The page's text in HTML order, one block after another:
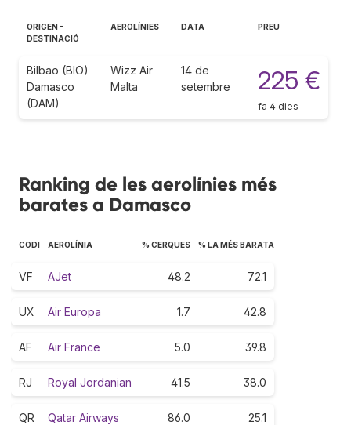
ORIGEN -
DESTINACIÓ
AEROLÍNIES DATA PREU
Bilbao (BIO)
Damasco
(DAM)
Wizz Air
Malta
14 de
setembre
225 €
fa 4 dies
Ranking de les aerolínies més
barates a Damasco
CODI AEROLÍNIA % CERQUES % LA MÉS BARATA
VF AJet 48.2 72.1
UX Air Europa 1.7 42.8
AF Air France 5.0 39.8
RJ Royal Jordanian 41.5 38.0
QR Qatar Airways 86.0 25.1